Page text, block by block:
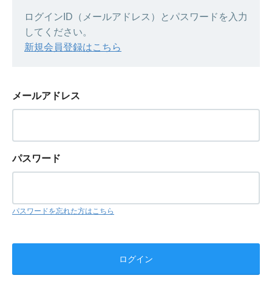
ログインID（メールアドレス）とパスワードを入力
してください。
新規会員登録はこちら
メールアドレス
パスワード
パスワードを忘れた方はこちら